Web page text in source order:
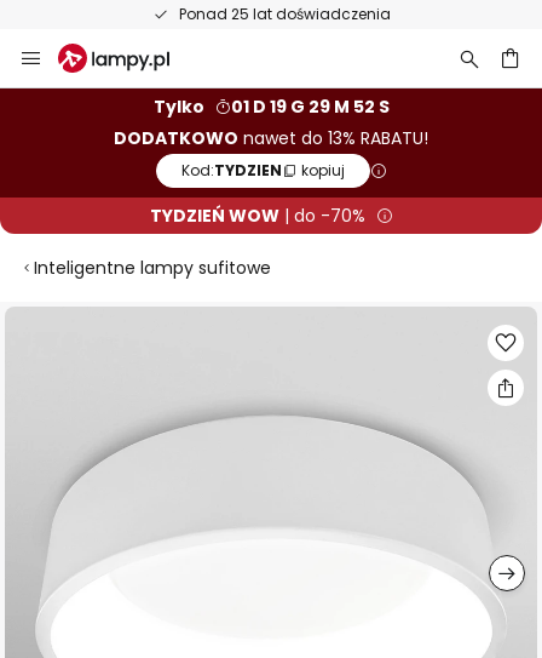
Ponad 25 lat doświadczenia
Przejdź
do
Tylko
01 D 19 G 29 M 50 S
DODATKOWO nawet do 13% RABATU!
Kod:TYDZIEN kopiuj
TYDZIEŃ WOW| do -70%
Inteligentne lampy sufitowe
Przejdź